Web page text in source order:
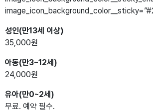
성인(만13세 이상)
35,000원
아동(만3~12세)
24,000원
유아(만0~2세)
무료. 예약 필수.